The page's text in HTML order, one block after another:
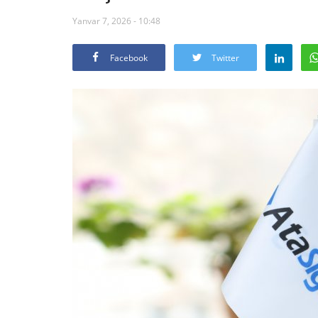
Yanvar 7, 2026 - 10:48
Facebook Twitter